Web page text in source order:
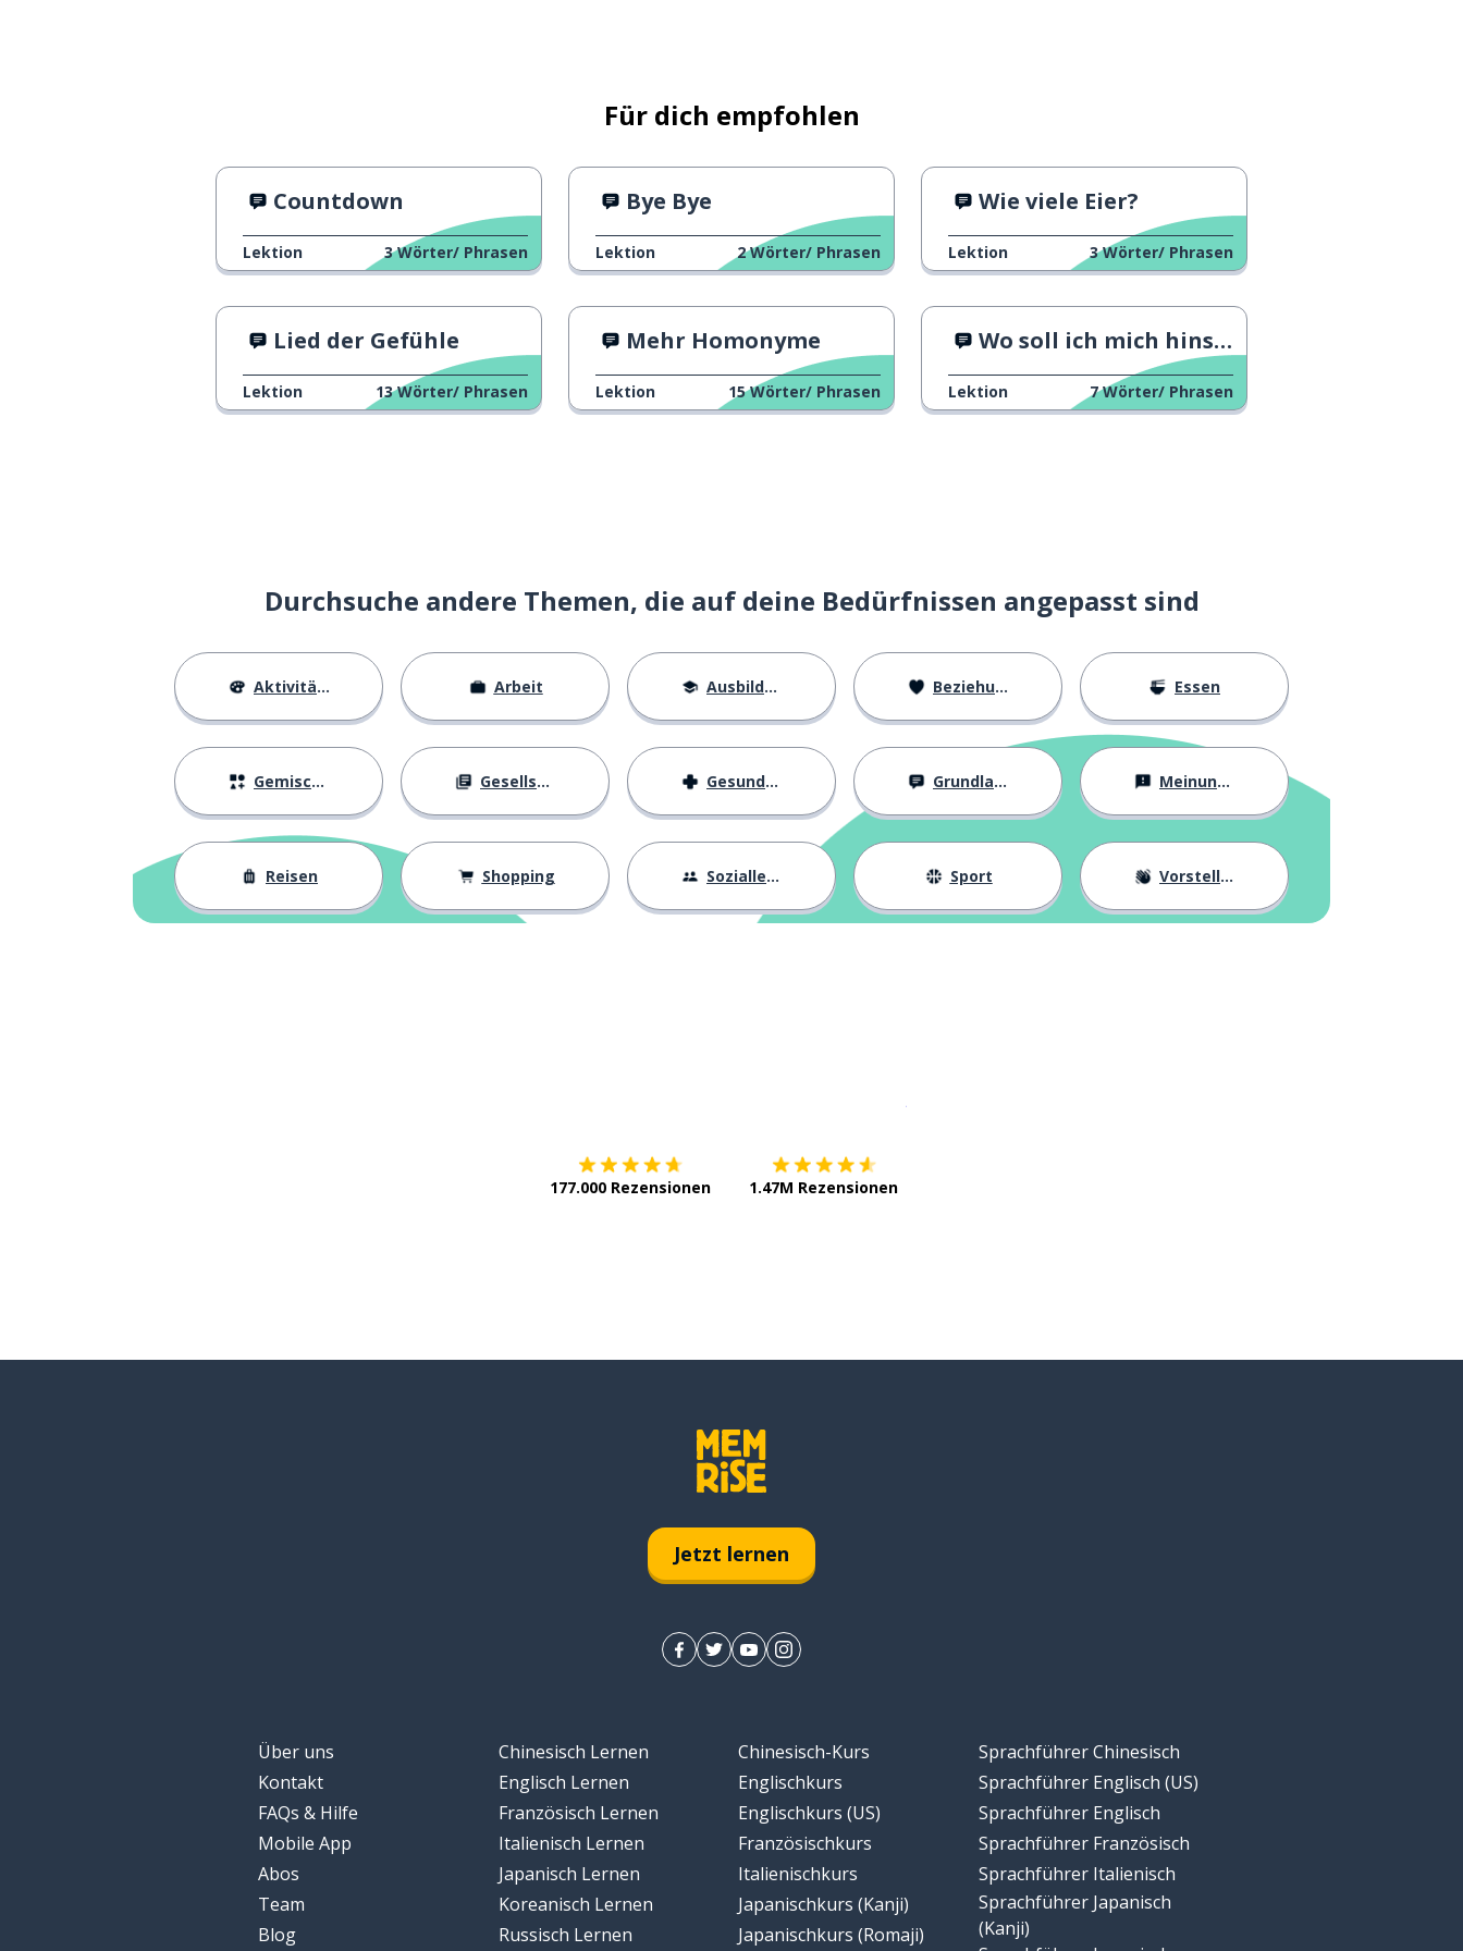
Für dich empfohlen
Countdown
Lektion 3 Wörter/ Phrasen
Bye Bye
Lektion 2 Wörter/ Phrasen
Wie viele Eier?
Lektion 3 Wörter/ Phrasen
Lied der Gefühle
Lektion 13 Wörter/ Phrasen
Mehr Homonyme
Lektion 15 Wörter/ Phrasen
Wo soll ich mich hinsetzen?
Lektion 7 Wörter/ Phrasen
Durchsuche andere Themen, die auf deine Bedürfnissen angepasst sind
Aktivitäten Arbeit Ausbildung Beziehungen Essen
Gemischtes Gesellschaft Gesundheit Grundlagen Meinungen
Reisen Shopping Sozialleben Sport Vorstellung
177.000 Rezensionen 1.47M Rezensionen
Jetzt lernen
Über uns
Kontakt
FAQs & Hilfe
Mobile App
Abos
Team
Blog
Chinesisch Lernen
Englisch Lernen
Französisch Lernen
Italienisch Lernen
Japanisch Lernen
Koreanisch Lernen
Russisch Lernen
Chinesisch-Kurs
Englischkurs
Englischkurs (US)
Französischkurs
Italienischkurs
Japanischkurs (Kanji)
Japanischkurs (Romaji)
Sprachführer Chinesisch
Sprachführer Englisch (US)
Sprachführer Englisch
Sprachführer Französisch
Sprachführer Italienisch
Sprachführer Japanisch
(Kanji)